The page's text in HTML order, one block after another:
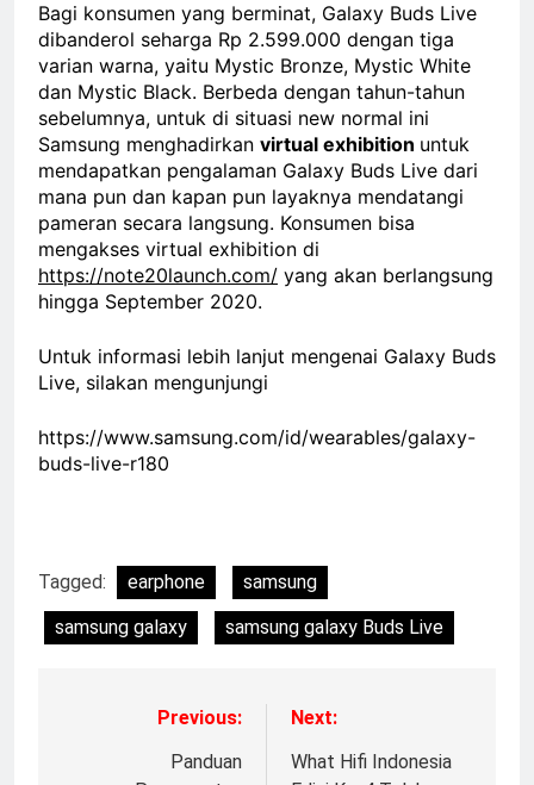
Bagi konsumen yang berminat, Galaxy Buds Live
dibanderol seharga Rp 2.599.000 dengan tiga
varian warna, yaitu Mystic Bronze, Mystic White
dan Mystic Black. Berbeda dengan tahun-tahun
sebelumnya, untuk di situasi new normal ini
Samsung menghadirkan virtual exhibition untuk
mendapatkan pengalaman Galaxy Buds Live dari
mana pun dan kapan pun layaknya mendatangi
pameran secara langsung. Konsumen bisa
mengakses virtual exhibition di
https://note20launch.com/ yang akan berlangsung
hingga September 2020.
Untuk informasi lebih lanjut mengenai Galaxy Buds
Live, silakan mengunjungi
https://www.samsung.com/id/wearables/galaxy-
buds-live-r180
Tagged: earphone
samsung
samsung galaxy
samsung galaxy Buds Live
Previous:
Panduan
Next:
What Hifi Indonesia